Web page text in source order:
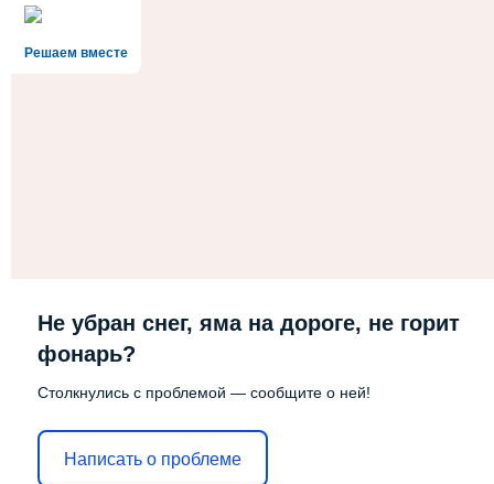
Решаем вместе
Не убран снег, яма на дороге, не горит
фонарь?
Столкнулись с проблемой — сообщите о ней!
Написать о проблеме